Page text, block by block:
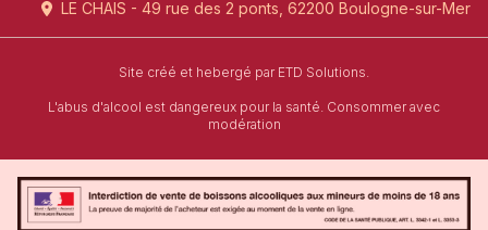
LE CHAIS - 49 rue des 2 ponts, 62200 Boulogne-sur-Mer
Site créé et hebergé parl'agence de création de site
ETD Solutions.
L'abus d'alcool est dangereux pour la santé. Consommer avec
modération